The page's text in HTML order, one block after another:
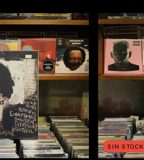
SIN STOCK